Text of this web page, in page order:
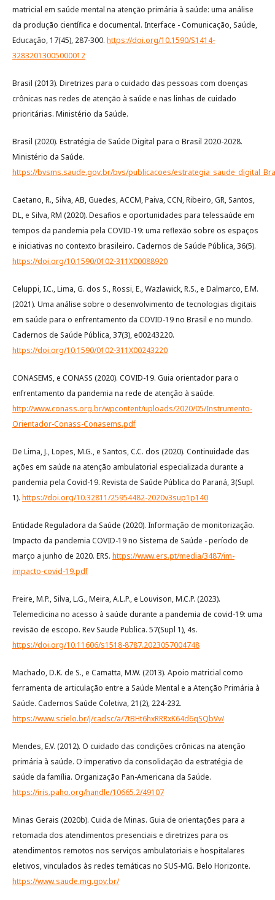
matricial em saúde mental na atenção primária à saúde: uma análise
da produção científica e documental. Interface - Comunicação, Saúde,
Educação, 17(45), 287-300. https://doi.org/10.1590/S1414-
32832013005000012
Brasil (2013). Diretrizes para o cuidado das pessoas com doenças
crônicas nas redes de atenção à saúde e nas linhas de cuidado
prioritárias. Ministério da Saúde.
Brasil (2020). Estratégia de Saúde Digital para o Brasil 2020-2028.
Ministério da Saúde.
https://bvsms.saude.gov.br/bvs/publicacoes/
Caetano, R., Silva, AB, Guedes, ACCM, Paiva, CCN, Ribeiro, GR, Santos,
DL, e Silva, RM (2020). Desafios e oportunidades para telessaúde em
tempos da pandemia pela COVID-19: uma reflexão sobre os espaços
e iniciativas no contexto brasileiro. Cadernos de Saúde Pública, 36(5).
https://doi.org/10.1590/0102-311X00088920
Celuppi, I.C., Lima, G. dos S., Rossi, E., Wazlawick, R.S., e Dalmarco, E.M.
(2021). Uma análise sobre o desenvolvimento de tecnologias digitais
em saúde para o enfrentamento da COVID-19 no Brasil e no mundo.
Cadernos de Saúde Pública, 37(3), e00243220.
https://doi.org/10.1590/0102-311X00243220
CONASEMS, e CONASS (2020). COVID-19. Guia orientador para o
enfrentamento da pandemia na rede de atenção à saúde.
http://www.conass.org.br/wpcontent/uploads/2020/05/Instrumento-
Orientador-Conass-Conasems.pdf
De Lima, J., Lopes, M.G., e Santos, C.C. dos (2020). Continuidade das
ações em saúde na atenção ambulatorial especializada durante a
pandemia pela Covid-19. Revista de Saúde Pública do Paraná, 3(Supl.
1). https://doi.org/10.32811/25954482-2020v3sup1p140
Entidade Reguladora da Saúde (2020). Informação de monitorização.
Impacto da pandemia COVID-19 no Sistema de Saúde - período de
março a junho de 2020. ERS. https://www.ers.pt/media/3487/im-
impacto-covid-19.pdf
Freire, M.P., Silva, L.G., Meira, A.L.P., e Louvison, M.C.P. (2023).
Telemedicina no acesso à saúde durante a pandemia de covid-19: uma
revisão de escopo. Rev Saude Publica. 57(Supl 1), 4s.
https://doi.org/10.11606/s1518-8787.2023057004748
Machado, D.K. de S., e Camatta, M.W. (2013). Apoio matricial como
ferramenta de articulação entre a Saúde Mental e a Atenção Primária à
Saúde. Cadernos Saúde Coletiva, 21(2), 224-232.
https://www.scielo.br/j/cadsc/a/7tBHt6hxRRRxK64d6qSQbVv/
Mendes, E.V. (2012). O cuidado das condições crônicas na atenção
primária à saúde. O imperativo da consolidação da estratégia de
saúde da família. Organização Pan-Americana da Saúde.
https://iris.paho.org/handle/10665.2/49107
Minas Gerais (2020b). Cuida de Minas. Guia de orientações para a
retomada dos atendimentos presenciais e diretrizes para os
atendimentos remotos nos serviços ambulatoriais e hospitalares
eletivos, vinculados às redes temáticas no SUS-MG. Belo Horizonte.
https://www.saude.mg.gov.br/